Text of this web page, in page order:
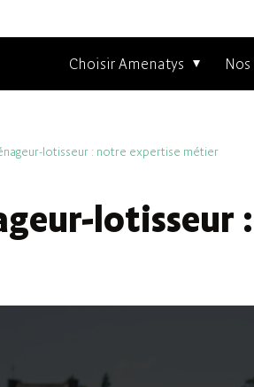
Choisir Amenatys
lotisseur : notre expertise métier